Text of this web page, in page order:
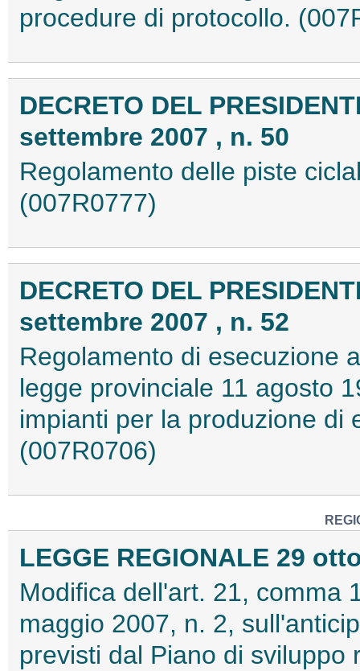
procedure di protocollo.
DECRETO DEL
settembre 2007 , n. 50
Regolamento delle piste
(007R0777)
DECRETO DEL
settembre 2007 , n. 52
Regolamento di esecuzione
legge provinciale 11 agosto
impianti per la produzione di
(007R0706)
LEGGE REGIONALE 29
Modifica dell'art. 21, comma
maggio 2007, n. 2,
previsti dal Piano di